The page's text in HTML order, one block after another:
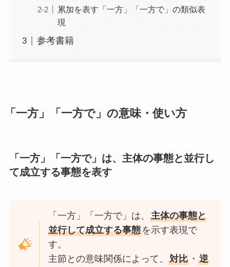
累加を表す「一方」「一方で」の類似表
現
参考書籍
「一方」「一方で」の意味・使い方
「一方」「一方で」は、主体の事態と並行し
て成立する事態を表す
「一方」「一方で」は、主体の事態と
並行して成立する事態を示す表現で
す。
主節との意味関係によって、対比 ・逆